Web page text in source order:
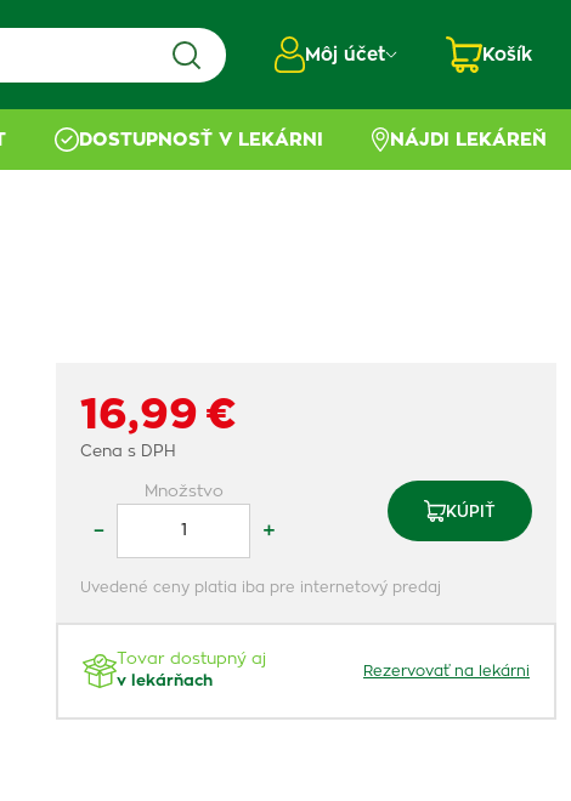
Môj účet Košík
DOSTUPNOSŤ V LEKÁRNI NÁJDI LEKÁREŇ
16,99 €
Cena s DPH
Množstvo
– +
KÚPIŤ
Uvedené ceny platia iba pre internetový predaj
Tovar dostupný aj
v lekárňach
Rezervovať na lekárni